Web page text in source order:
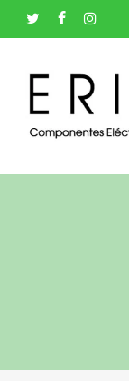
Saltar
al
contenido
principal
twitter facebookinstagram